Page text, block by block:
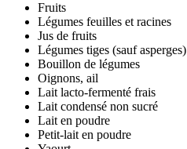
Fruits
Légumes feuilles et racines
Jus de fruits
Légumes tiges (sauf asperges)
Bouillon de légumes
Oignons, ail
Lait lacto-fermenté frais
Lait condensé non sucré
Lait en poudre
Petit-lait en poudre